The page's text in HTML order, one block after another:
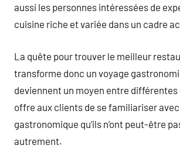
aussi les personnes intéressées de
cuisine riche et variée dans un cadre
La quête pour trouver le meilleur
transforme donc un voyage
deviennent un moyen entre
offre aux clients de se familiariser
gastronomique qu’ils n’ont peut-être
autrement.